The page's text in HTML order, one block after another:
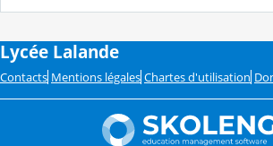
Lycée Lalande
Contacts Mentions légales Chartes d'utilisation